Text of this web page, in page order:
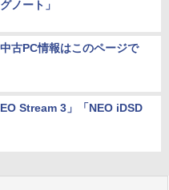
ノート」
古PC情報はこのページで
Stream 3」「NEO iDSD